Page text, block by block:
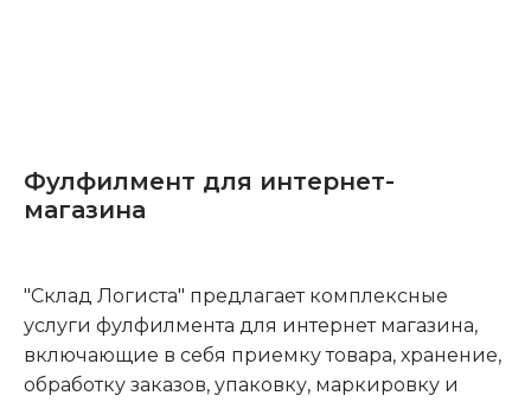
Фулфилмент для интернет-
магазина
"Склад Логиста" предлагает комплексные
услуги фулфилмента для интернет магазина,
включающие в себя приемку товара, хранение,
обработку заказов, упаковку, маркировку и